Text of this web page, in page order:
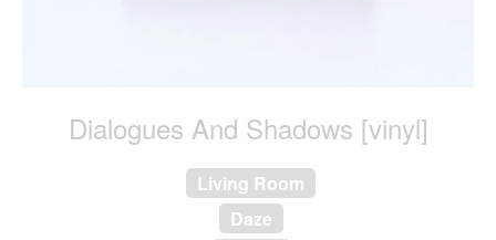
Dialogues And Shadows [vinyl]
Living Room
Daze